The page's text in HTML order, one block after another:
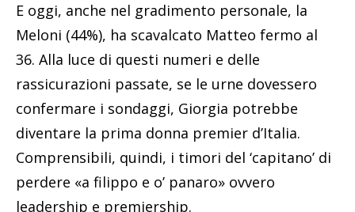
E oggi, anche nel gradimento personale, la
Meloni (44%), ha scavalcato Matteo fermo al
36. Alla luce di questi numeri e delle
rassicurazioni passate, se le urne dovessero
confermare i sondaggi, Giorgia potrebbe
diventare la prima donna premier d’Italia.
Comprensibili, quindi, i timori del ‘capitano’ di
perdere «a filippo e o’ panaro» ovvero
leadership e premiership.